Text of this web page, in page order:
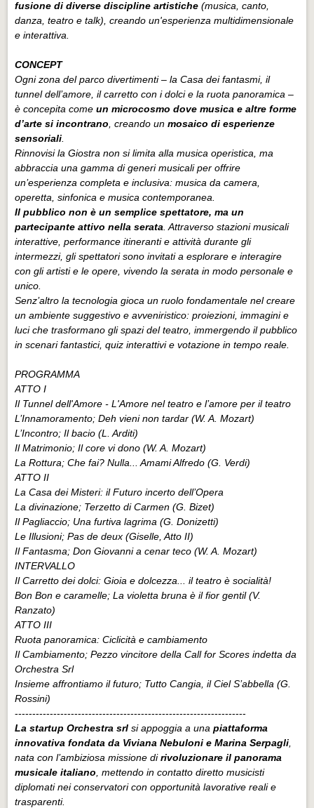
fusione di diverse discipline artistiche (musica, canto,
danza, teatro e talk), creando un'esperienza multidimensionale
e interattiva.
CONCEPT
Ogni zona del parco divertimenti – la Casa dei fantasmi, il
tunnel dell’amore, il carretto con i dolci e la ruota panoramica –
è concepita comeun microcosmo dove musica e altre forme
d’arte si incontrano , creando unmosaico di esperienze
sensoriali
Rinnovisi la Giostra non si limita alla musica operistica, ma
abbraccia una gamma di generi musicali per offrire
un’esperienza completa e inclusiva: musica da camera,
operetta, sinfonica e musica contemporanea.
Il pubblico non è un semplice spettatore, ma un
partecipante attivo nella serata . Attraverso stazioni musicali
interattive, performance itineranti e attività durante gli
intermezzi, gli spettatori sono invitati a esplorare e interagire
con gli artisti e le opere, vivendo la serata in modo personale e
unico.
Senz’altro la tecnologia gioca un ruolo fondamentale nel creare
un ambiente suggestivo e avveniristico: proiezioni, immagini e
luci che trasformano gli spazi del teatro, immergendo il pubblico
in scenari fantastici, quiz interattivi e votazione in tempo reale.
PROGRAMMA
ATTO I
Il Tunnel dell'Amore - L'Amore nel teatro e l’amore per il teatro
L’Innamoramento; Deh vieni non tardar (W. A. Mozart)
L’Incontro; Il bacio (L. Arditi)
Il Matrimonio; Il core vi dono (W. A. Mozart)
La Rottura; Che fai? Nulla... Amami Alfredo (G. Verdi)
ATTO II
La Casa dei Misteri: il Futuro incerto dell’Opera
La divinazione; Terzetto di Carmen (G. Bizet)
Il Pagliaccio; Una furtiva lagrima (G. Donizetti)
Le Illusioni; Pas de deux (Giselle, Atto II)
Il Fantasma; Don Giovanni a cenar teco (W. A. Mozart)
INTERVALLO
Il Carretto dei dolci: Gioia e dolcezza... il teatro è socialità!
Bon Bon e caramelle; La violetta bruna è il fior gentil (V.
Ranzato)
ATTO III
Ruota panoramica: Ciclicità e cambiamento
Il Cambiamento; Pezzo vincitore della Call for Scores indetta da
Orchestra Srl
Insieme affrontiamo il futuro; Tutto Cangia, il Ciel S’abbella (G.
Rossini)
------------------------------------------------------------------
La startup Orchestra srl si appoggia a una piattaforma
innovativa fondata da Viviana Nebuloni e Marina Serpagli
nata con l’ambiziosa missione dirivoluzionare il panorama
musicale italiano , mettendo in contatto diretto musicisti
diplomati nei conservatori con opportunità lavorative reali e
trasparenti.